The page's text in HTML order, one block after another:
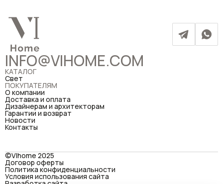
INFO@VIHOME.COM
КАТАЛОГ
Свет
ПОКУПАТЕЛЯМ
О компании
Доставка и оплата
Дизайнерам и архитекторам
Гарантии и возврат
Новости
Контакты
©VIhome 2025
Договор оферты
Политика конфиденциальности
Условия использования сайта